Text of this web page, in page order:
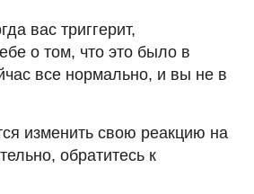
вас триггерит,
о том, что это было в
все нормально, и вы не в
изменить свою реакцию на
обратитесь к